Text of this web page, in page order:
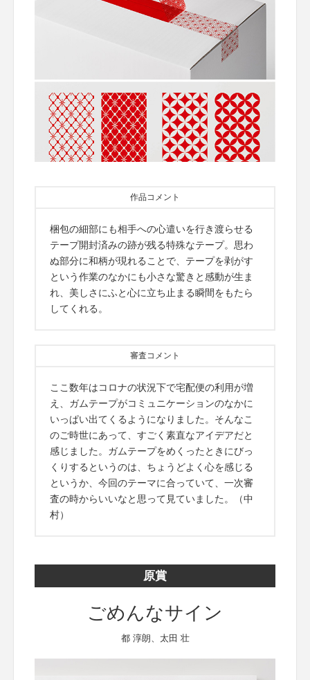
作品コメント
梱包の細部にも相手への心遣いを行き渡らせる
テープ開封済みの跡が残る特殊なテープ。思わ
ぬ部分に和柄が現れることで、テープを剥がす
という作業のなかにも小さな驚きと感動が生ま
れ、美しさにふと心に立ち止まる瞬間をもたら
してくれる。
審査コメント
ここ数年はコロナの状況下で宅配便の利用が増
え、ガムテープがコミュニケーションのなかに
いっぱい出てくるようになりました。そんなこ
のご時世にあって、すごく素直なアイデアだと
感じました。ガムテープをめくったときにびっ
くりするというのは、ちょうどよく心を感じる
というか、今回のテーマに合っていて、一次審
査の時からいいなと思って見ていました。（中
村）
原賞
ごめんなサイン
都 淳朗、太田 壮